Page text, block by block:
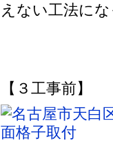
えない工法に
【３工事前】